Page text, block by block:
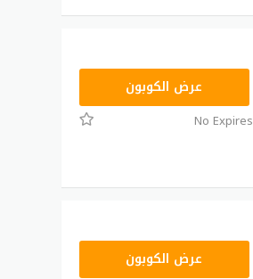
RRF24عرض الكوبون
No Expires
RRF24عرض الكوبون